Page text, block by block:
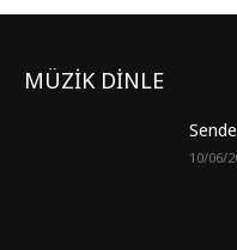
MÜZİK DİNLE
10/06/